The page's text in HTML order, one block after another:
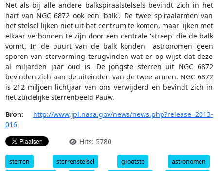
Net als bij alle andere balkspiraalstelsels bevindt zich in het
hart van NGC 6872 ook een 'balk'. De twee spiraalarmen van
het stelsel lijken niet uit het centrum te komen, maar lijken met
elkaar verbonden te zijn door een centrale 'streep' die de balk
vormt. In de buurt van de balk konden astronomen geen
sporen van stervorming terugvinden wat er op wijst dat deze
al miljarden jaar oud is. De jongste sterren uit NGC 6872
bevinden zich aan de uiteinden van de twee armen. NGC 6872
is 212 miljoen lichtjaar van ons verwijderd en bevindt zich in
het zuidelijke sterrenbeeld Pauw.
Bron:
http://www.jpl.nasa.gov/news/news.php?release=2013-
016
Hits: 5780
sterren sterrenstelsel grootste
astronomen